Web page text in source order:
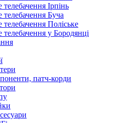
Ірпінь
Буча
Поліське
у Бородянці
патч-корди